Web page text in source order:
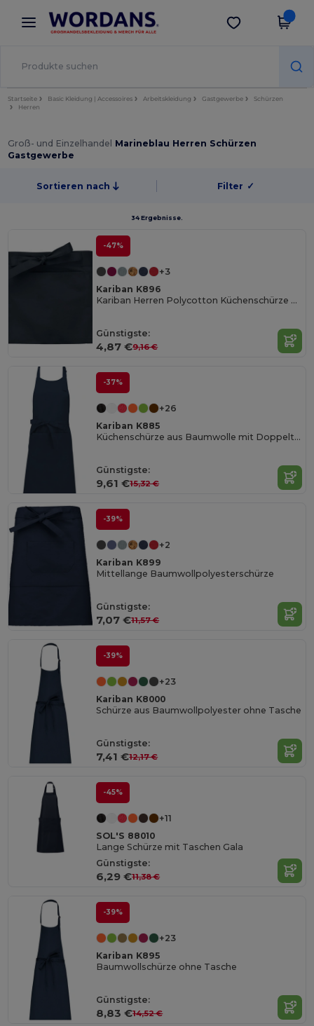
× Wordans App
Bessere Preise in der App!
App holen
Startseite Basic Kleidung | Accessoires Arbeitskleidung Gastgewerbe
Schürzen
Herren
Groß- und Einzelhandel Marineblau Herren Schürzen
Gastgewerbe
Sortieren nach Filter ✓
34 Ergebnisse.
-47%
+3
Kariban K896
Kariban Herren Polycotton Küchenschürze mit Taschen
Günstigste:
4,87 €9,16 €
-37%
+26
Kariban K885
Küchenschürze aus Baumwolle mit Doppeltasche
Günstigste:
9,61 €15,32 €
-39%
+2
Kariban K899
Mittellange Baumwollpolyesterschürze
Günstigste:
7,07 €11,57 €
-39%
+23
Kariban K8000
Schürze aus Baumwollpolyester ohne Tasche
Günstigste:
7,41 €12,17 €
-45%
+11
SOL'S 88010
Lange Schürze mit Taschen Gala
Günstigste:
6,29 €11,38 €
-39%
+23
Kariban K895
Baumwollschürze ohne Tasche
Günstigste:
8,83 €14,52 €